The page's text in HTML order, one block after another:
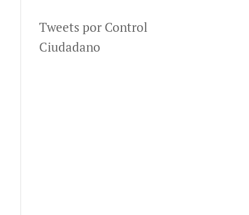
Tweets por Control
Ciudadano